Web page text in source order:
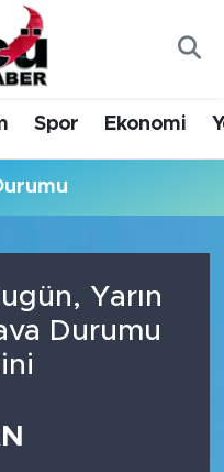
Spor Ekonomi
Yarın
Durumu
ve Fikstür